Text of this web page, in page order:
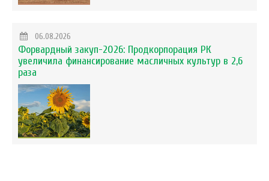
06.08.2026
Форвардный закуп-2026: Продкорпорация РК
увеличила финансирование масличных культур в 2,6
раза